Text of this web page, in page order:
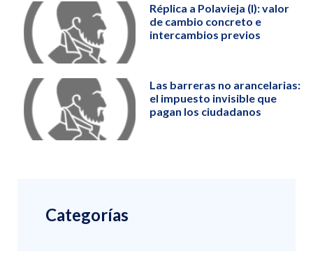
Réplica a Polavieja (I): valor
de cambio concreto e
intercambios previos
Las barreras no arancelarias:
el impuesto invisible que
pagan los ciudadanos
Categorías